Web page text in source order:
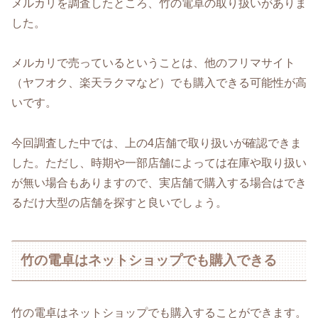
メルカリを調査したところ、竹の電卓の取り扱いがありま
した。
メルカリで売っているということは、他のフリマサイト
（ヤフオク、楽天ラクマなど）でも購入できる可能性が高
いです。
今回調査した中では、上の4店舗で取り扱いが確認できま
した。ただし、時期や一部店舗によっては在庫や取り扱い
が無い場合もありますので、実店舗で購入する場合はでき
るだけ大型の店舗を探すと良いでしょう。
竹の電卓はネットショップでも購入できる
竹の電卓はネットショップでも購入することができます。